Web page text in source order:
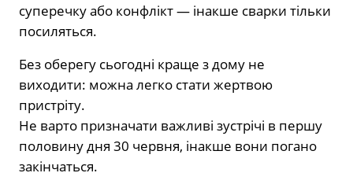
суперечку або конфлікт — інакше сварки тільки
посиляться.
Без оберегу сьогодні краще з дому не
виходити: можна легко стати жертвою
пристріту.
Не варто призначати важливі зустрічі в першу
половину дня 30 червня, інакше вони погано
закінчаться.